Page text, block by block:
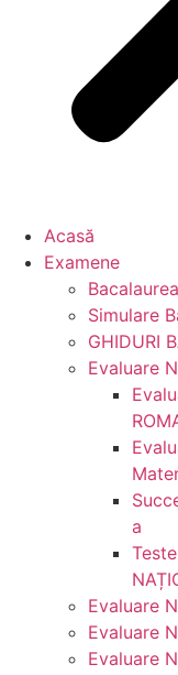
Acasă
Examene
Simulare
GHIDURI
Evaluare
a
Evaluare
Evaluare
Evaluare